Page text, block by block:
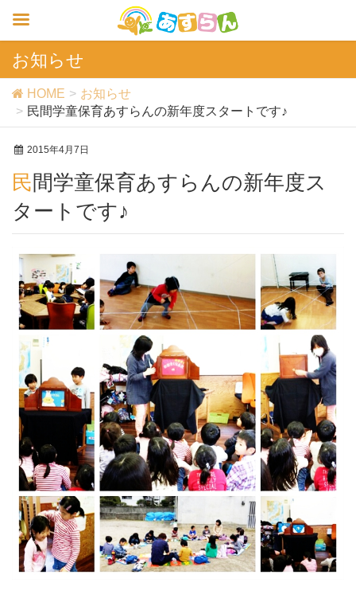
お知らせ
HOME
お知らせ
民間学童保育あすらんの新年度スタートです♪
2015年4月7日
民間学童保育あすらんの新年度ス
タートです♪